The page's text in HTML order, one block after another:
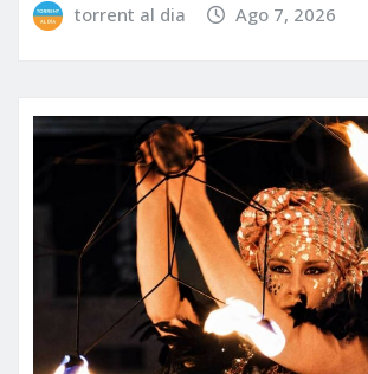
torrent al dia Ago 7, 2026